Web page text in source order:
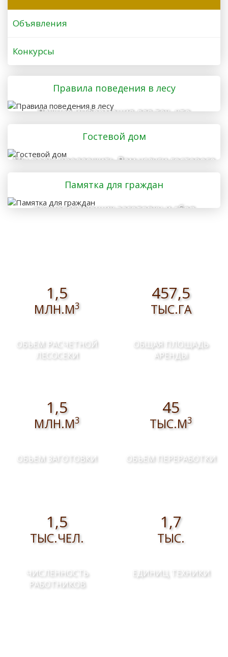
Объявления
Конкурсы
Правила поведения в лесу
Важная информация для тех, кто
отправляется в лес
Гостевой дом
Мы рады предложить Вам услуги гостевого
дома
Памятка для граждан
осуществляющих заготовку и сбор
1,5
МЛН.М3
ОБЪЕМ РАСЧЕТНОЙ
ЛЕСОСЕКИ
457,5
ТЫС.ГА
ОБЩАЯ ПЛОЩАДЬ
АРЕНДЫ
1,5
МЛН.М3
ОБЪЕМ ЗАГОТОВКИ
45
ТЫС.М3
ОБЪЕМ ПЕРЕРАБОТКИ
1,5
ТЫС.ЧЕЛ.
ЧИСЛЕННОСТЬ
РАБОТНИКОВ
1,7
ТЫС.
ЕДИНИЦ ТЕХНИКИ